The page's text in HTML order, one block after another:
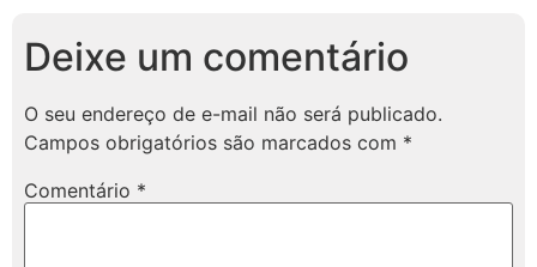
Deixe um comentário
O seu endereço de e-mail não será publicado.
Campos obrigatórios são marcados com *
Comentário *